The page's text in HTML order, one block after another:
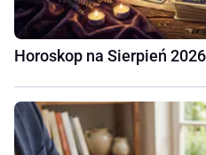
Horoskop na Sierpień 2026